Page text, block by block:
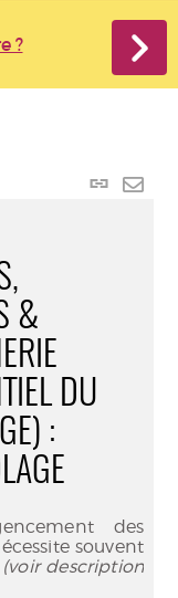
?
Lien
&
DU
:
des
souvent
(voir description